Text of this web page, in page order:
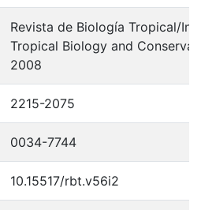
Revista de Biología Tropical/
Tropical Biology and
2008
2215-2075
0034-7744
10.15517/rbt.v56i2